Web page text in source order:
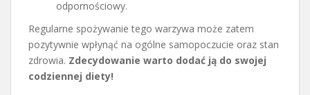
odpornościowy.
Regularne spożywanie tego warzywa może zatem
pozytywnie wpłynąć na ogólne samopoczucie oraz stan
zdrowia. Zdecydowanie warto dodać ją do swojej
codziennej diety!